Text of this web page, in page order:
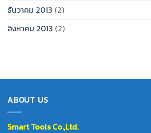
ธันวาคม 2013 (2)
สิงหาคม 2013 (2)
ABOUT US
Smart Tools Co.,Ltd.